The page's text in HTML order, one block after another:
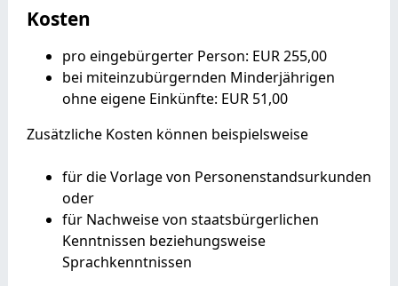
Kosten
pro eingebürgerter Person: EUR 255,00
bei miteinzubürgernden Minderjährigen
ohne eigene Einkünfte: EUR 51,00
Zusätzliche Kosten können beispielsweise
für die Vorlage von Personenstandsurkunden
oder
für Nachweise von staatsbürgerlichen
Kenntnissen beziehungsweise
Sprachkenntnissen